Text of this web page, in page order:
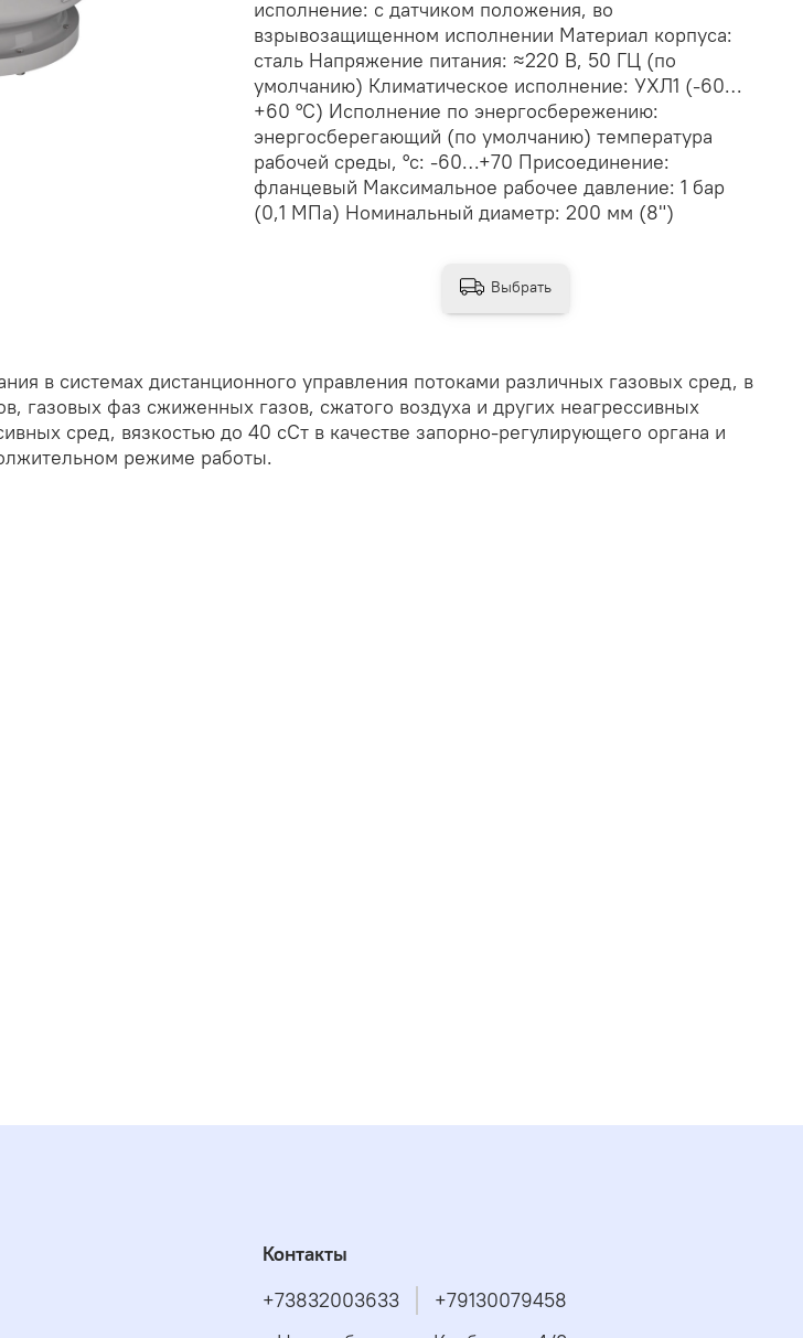
исполнение: с датчиком положения, во
взрывозащищенном исполнении Материал корпуса:
сталь Напряжение питания: ≈220 В, 50 ГЦ (по
умолчанию) Климатическое исполнение: УХЛ1 (-60…
+60 °С) Исполнение по энергосбережению:
энергосберегающий (по умолчанию) температура
рабочей среды, °с: -60…+70 Присоединение:
фланцевый Максимальное рабочее давление: 1 бар
(0,1 МПа) Номинальный диаметр: 200 мм (8")
в системах дистанционного управления потоками различных газовых сред, в
газовых фаз сжиженных газов, сжатого воздуха и других неагрессивных
сред, вязкостью до 40 сСт в качестве запорно-регулирующего органа и
режиме работы.
Выбрать
Контакты
+73832003633
+79130079458